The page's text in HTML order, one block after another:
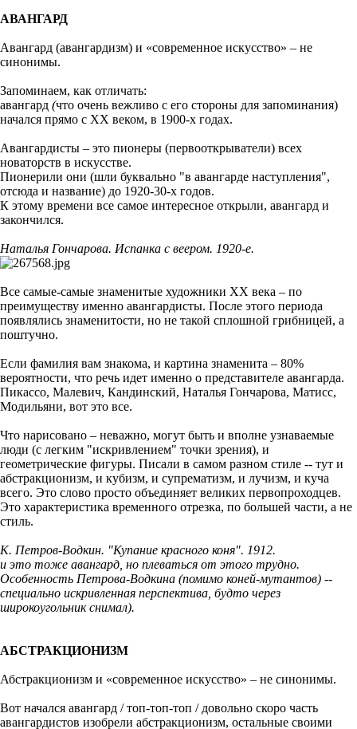
АВАНГАРД
Авангард (авангардизм) и «современное искусство» – не
синонимы.
Запоминаем, как отличать:
авангард (что очень вежливо с его стороны для запоминания)
начался прямо с ХХ веком, в 1900-х годах.
Авангардисты – это пионеры (первооткрыватели) всех
новаторств в искусстве.
Пионерили они (шли буквально "в авангарде наступления",
отсюда и название) до 1920-30-х годов.
К этому времени все самое интересное открыли, авангард и
закончился.
Наталья Гончарова. Испанка с веером. 1920-е.
Все самые-самые знаменитые художники ХХ века – по
преимуществу именно авангардисты. После этого периода
появлялись знаменитости, но не такой сплошной грибницей, а
поштучно.
Если фамилия вам знакома, и картина знаменита – 80%
вероятности, что речь идет именно о представителе авангарда.
Пикассо, Малевич, Кандинский, Наталья Гончарова, Матисс,
Модильяни, вот это все.
Что нарисовано – неважно, могут быть и вполне узнаваемые
люди (с легким "искривлением" точки зрения), и
геометрические фигуры. Писали в самом разном стиле -- тут и
абстракционизм, и кубизм, и супрематизм, и лучизм, и куча
всего. Это слово просто объединяет великих первопроходцев.
Это характеристика временного отрезка, по большей части, а не
стиль.
К. Петров-Водкин. "Купание красного коня". 1912.
и это тоже авангард, но плеваться от этого трудно.
Особенность Петрова-Водкина (помимо коней-мутантов) --
специально искривленная перспектива, будто через
широкоугольник снимал).
АБСТРАКЦИОНИЗМ
Абстракционизм и «современное искусство» – не синонимы.
Вот начался авангард / топ-топ-топ / довольно скоро часть
авангардистов изобрели абстракционизм, остальные своими